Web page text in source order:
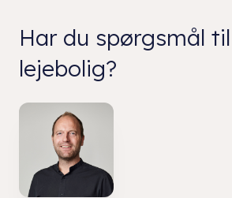
Har du spørgsmål
lejebolig?